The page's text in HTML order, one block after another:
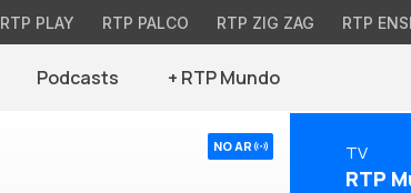
RTP PLAY RTP PALCO RTP ZIG ZAG RTP
Podcasts + RTP Mundo
NO AR TV
RTP